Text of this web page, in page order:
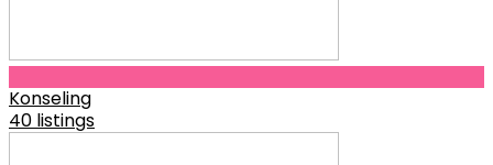
Konseling
40 listings